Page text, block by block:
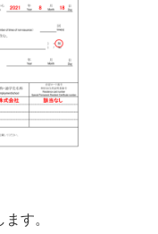
す。